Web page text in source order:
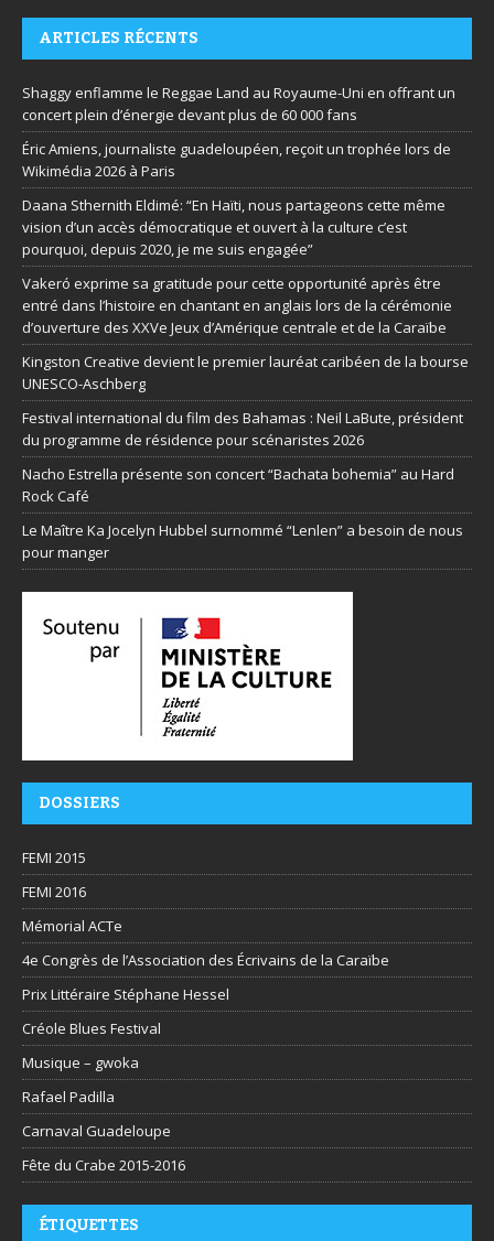
ARTICLES RÉCENTS
Shaggy enflamme le Reggae Land au Royaume-Uni en offrant un
concert plein d’énergie devant plus de 60 000 fans
Éric Amiens, journaliste guadeloupéen, reçoit un trophée lors de
Wikimédia 2026 à Paris
Daana Sthernith Eldimé: “En Haïti, nous partageons cette même
vision d’un accès démocratique et ouvert à la culture c’est
pourquoi, depuis 2020, je me suis engagée”
Vakeró exprime sa gratitude pour cette opportunité après être
entré dans l’histoire en chantant en anglais lors de la cérémonie
d’ouverture des XXVe Jeux d’Amérique centrale et de la Caraïbe
Kingston Creative devient le premier lauréat caribéen de la bourse
UNESCO-Aschberg
Festival international du film des Bahamas : Neil LaBute, président
du programme de résidence pour scénaristes 2026
Nacho Estrella présente son concert “Bachata bohemia” au Hard
Rock Café
Le Maître Ka Jocelyn Hubbel surnommé “Lenlen” a besoin de nous
pour manger
DOSSIERS
FEMI 2015
FEMI 2016
Mémorial ACTe
4e Congrès de l’Association des Écrivains de la Caraïbe
Prix Littéraire Stéphane Hessel
Créole Blues Festival
Musique – gwoka
Rafael Padilla
Carnaval Guadeloupe
Fête du Crabe 2015-2016
ÉTIQUETTES